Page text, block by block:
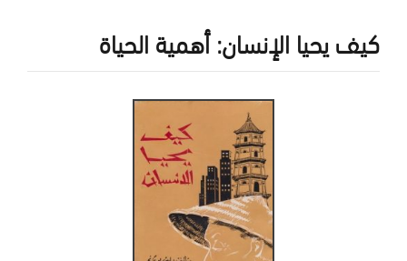
كيف يحيا الإنسان: أهمية الحياة